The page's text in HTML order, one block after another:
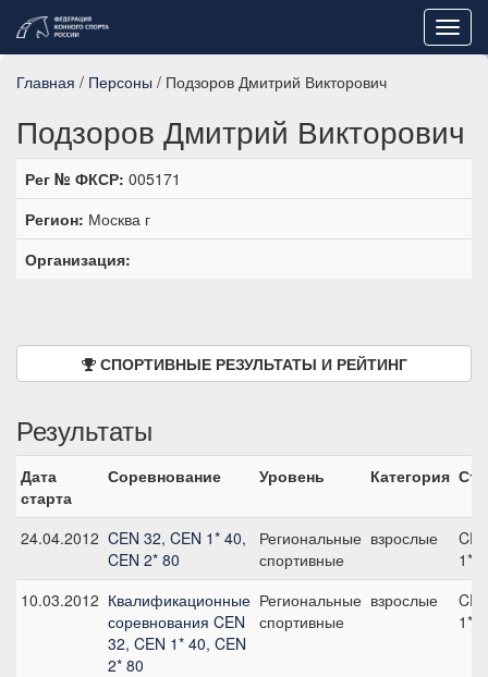
Главная / Персоны / Подзоров Дмитрий Викторович
Подзоров Дмитрий Викторович
Рег № ФКСР: 005171
Регион: Москва г
Организация:
СПОРТИВНЫЕ РЕЗУЛЬТАТЫ И РЕЙТИНГ
Результаты
Дата
старта
Соревнование Уровень Категория
24.04.2012 CEN 32, CEN 1* 40,
CEN 2* 80
Региональные
спортивные
взрослые
1*
10.03.2012 Квалификационные
соревнования CEN
32, CEN 1* 40, CEN
2* 80
Региональные
спортивные
взрослые
1*